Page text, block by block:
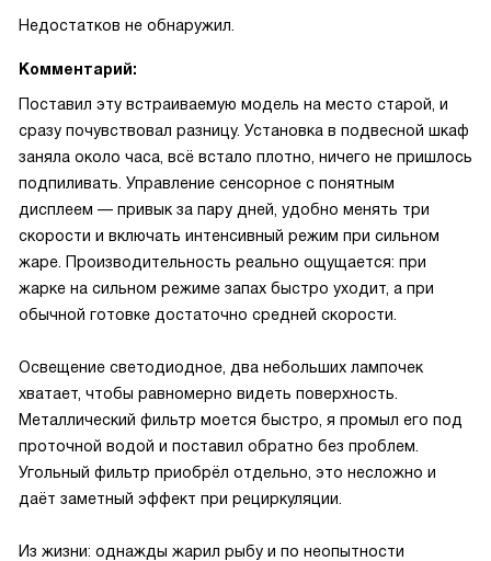
Недостатков не обнаружил.
Комментарий:
Поставил эту встраиваемую модель на место старой, и
сразу почувствовал разницу. Установка в подвесной шкаф
заняла около часа, всё встало плотно, ничего не пришлось
подпиливать. Управление сенсорное с понятным
дисплеем — привык за пару дней, удобно менять три
скорости и включать интенсивный режим при сильном
жаре. Производительность реально ощущается: при
жарке на сильном режиме запах быстро уходит, а при
обычной готовке достаточно средней скорости.
Освещение светодиодное, два небольших лампочек
хватает, чтобы равномерно видеть поверхность.
Металлический фильтр моется быстро, я промыл его под
проточной водой и поставил обратно без проблем.
Угольный фильтр приобрёл отдельно, это несложно и
даёт заметный эффект при рециркуляции.
Из жизни: однажды жарил рыбу и по неопытности